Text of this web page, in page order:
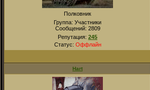
Полковник
Группа: Участники
Сообщений: 2809
Репутация: 245
Статус: Оффлайн
Hart